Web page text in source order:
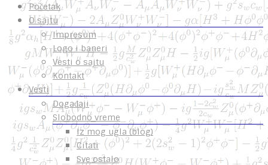
Početak
O sajtu
Impresum
Logo i baneri
Vesti o sajtu
Kontakt
Vesti
Događaji
Slobodno vreme
Iz mog ugla (blog)
Citati
Sve ostalo